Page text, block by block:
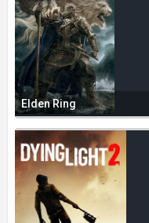
Elden Ring